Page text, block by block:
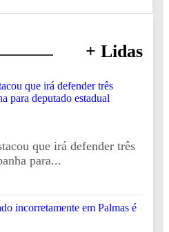
+ Lidas
que irá defender três
para...